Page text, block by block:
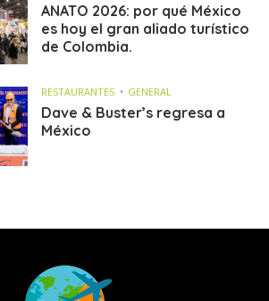
ANATO 2026: por qué México
es hoy el gran aliado turístico
de Colombia.
RESTAURANTES GENERAL
Dave & Buster’s regresa a
México